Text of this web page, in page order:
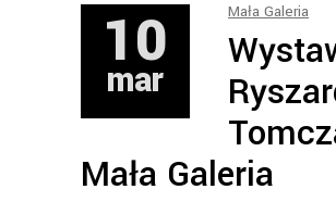
10
mar
Mała Galeria
Mała Galeria